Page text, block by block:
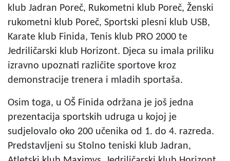
klub Jadran Poreč, Rukometni klub Poreč, Ženski
rukometni klub Poreč, Sportski plesni klub USB,
Karate klub Finida, Tenis klub PRO 2000 te
Jedriličarski klub Horizont. Djeca su imala priliku
izravno upoznati različite sportove kroz
demonstracije trenera i mladih sportaša.
Osim toga, u OŠ Finida održana je još jedna
prezentacija sportskih udruga u kojoj je
sudjelovalo oko 200 učenika od 1. do 4. razreda.
Predstavljeni su Stolno teniski klub Jadran,